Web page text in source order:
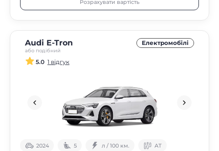
Розрахувати вартість
Audi E-Tron
або подібний
Електромобілі
5.0 1 відгук
2024 5 л / 100 км. АТ